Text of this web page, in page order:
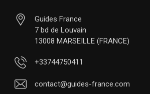
Guides France
7 bd de Louvain
13008 MARSEILLE (FRANCE)
+33744750411
contact@guides-france.com